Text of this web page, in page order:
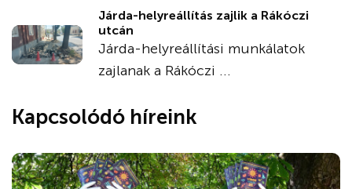
Járda-helyreállítás zajlik a Rákóczi
utcán
Járda-helyreállítási munkálatok
zajlanak a Rákóczi ...
Kapcsolódó híreink